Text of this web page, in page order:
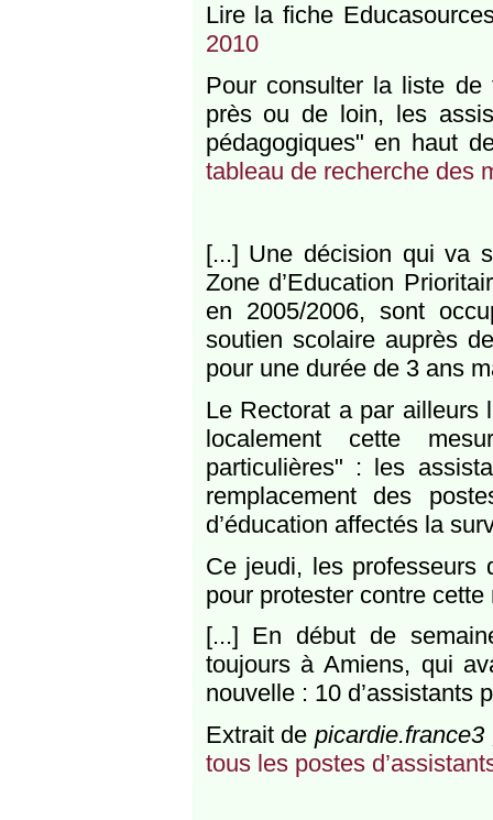
Lire la fiche
2010
Pour consulter la liste
près ou de loin, les
pédagogiques" en haut
tableau de recherche des
[...] Une décision qui va
Zone d’Education
en 2005/2006, sont
soutien scolaire auprès
pour une durée de 3 ans
Le Rectorat a par ailleurs
localement cette
particulières" : les
remplacement des
d’éducation affectés la
Ce jeudi, les professeurs
pour protester contre cette
[...] En début de
toujours à Amiens, qui
nouvelle : 10 d’assistants
Extrait depicardie.france3
tous les postes